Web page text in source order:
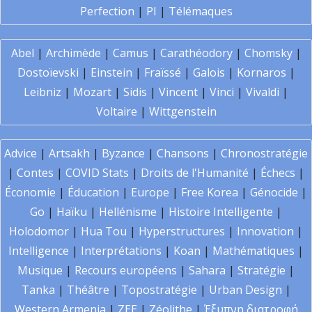
Perfection | PI | Télémaques
Abel | Archimède | Camus | Carathéodory| Chomsky|
Dostoïevski | Einstein | Fraïssé | Galois | Kornaros |
Leibniz | Mozart | Sidis | Vincent | Vinci | Vivaldi |
Voltaire | Wittgenstein
Advice | Artsakh | Byzance | Chansons | Chronostratégie
| Contes | COVID Stats | Droits de l'Humanité | Échecs |
Économie | Éducation | Europe | Free Korea | Génocide |
Go | Haïku | Hellénisme | Histoire Intelligente |
Holodomor | Hua Tou | Hyperstructures | Innovation |
Intelligence | Interprétations | Koan | Mathématiques |
Musique | Recours européens | Sahara | Stratégie |
Tanka | Théâtre | Topostratégie | Urban Design |